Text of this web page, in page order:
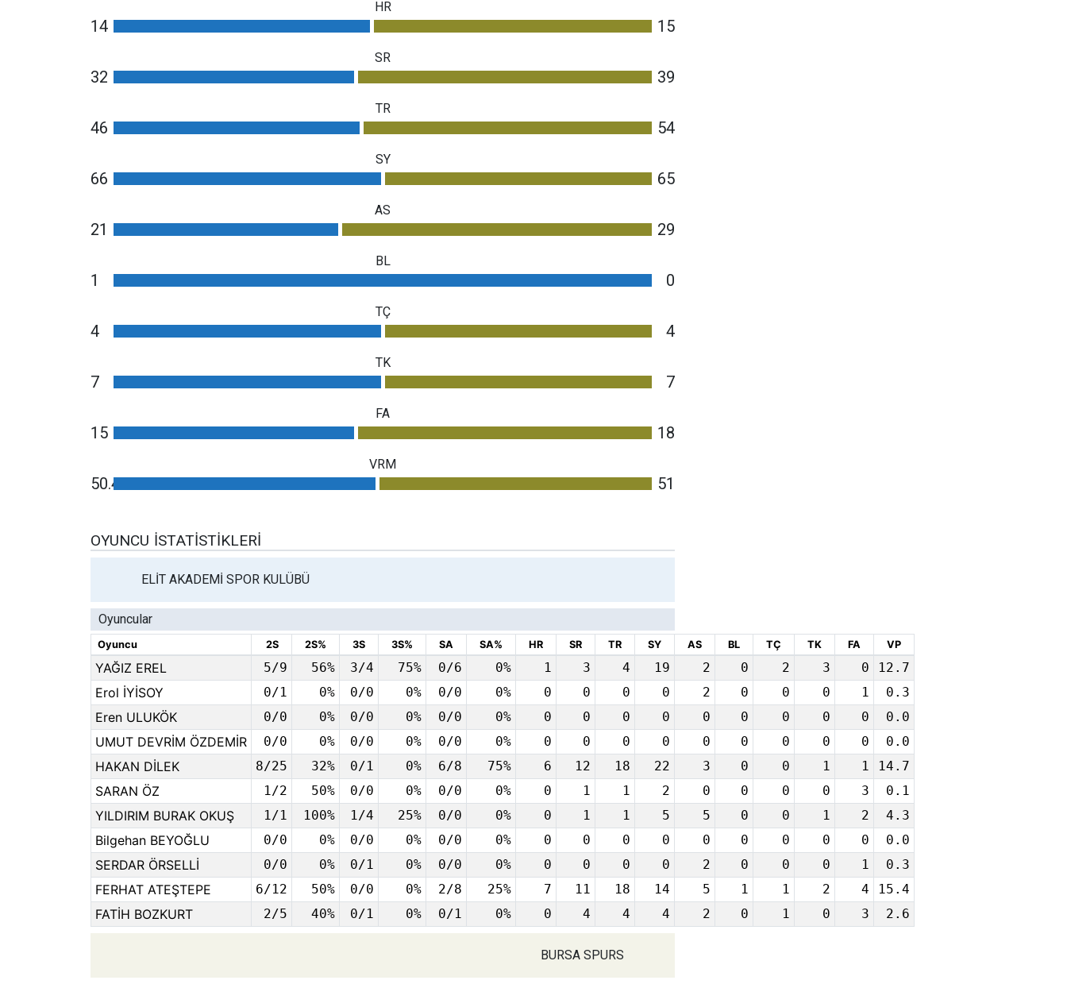
HR
14 15
SR
32 39
TR
46 54
SY
66 65
AS
21 29
BL
1 0
TÇ
4 4
TK
7 7
FA
15 18
VRM
50.4 51
OYUNCU İSTATISTIKLERI
ELİT AKADEMİ SPOR KULÜBÜ
Oyuncular
Oyuncu 2S 2S% 3S 3S% SA SA% HR SR TR SY AS BL TÇ TK FA VP
YAĞIZ EREL 5/9 56% 3/4 75% 0/6 0% 1 3 4 19 2 0 2 3 0 12.7
Erol İYİSOY 0/1 0% 0/0 0% 0/0 0% 0 0 0 0 2 0 0 0 1 0.3
Eren ULUKÖK 0/0 0% 0/0 0% 0/0 0% 0 0 0 0 0 0 0 0 0 0.0
UMUT DEVRİM ÖZDEMİR 0/0 0% 0/0 0% 0/0 0% 0 0 0 0 0 0 0 0 0 0.0
HAKAN DİLEK 8/25 32% 0/1 0% 6/8 75% 6 12 18 22 3 0 0 1 1 14.7
SARAN ÖZ 1/2 50% 0/0 0% 0/0 0% 0 1 1 2 0 0 0 0 3 0.1
YILDIRIM BURAK OKUŞ 1/1 100% 1/4 25% 0/0 0% 0 1 1 5 5 0 0 1 2 4.3
Bilgehan BEYOĞLU 0/0 0% 0/0 0% 0/0 0% 0 0 0 0 0 0 0 0 0 0.0
SERDAR ÖRSELLİ 0/0 0% 0/1 0% 0/0 0% 0 0 0 0 2 0 0 0 1 0.3
FERHAT ATEŞTEPE 6/12 50% 0/0 0% 2/8 25% 7 11 18 14 5 1 1 2 4 15.4
FATİH BOZKURT 2/5 40% 0/1 0% 0/1 0% 0 4 4 4 2 0 1 0 3 2.6
BURSA SPURS